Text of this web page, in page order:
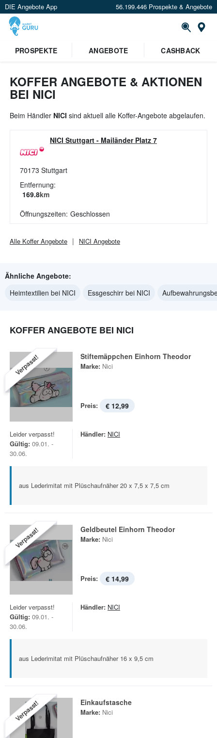
DIE Angebote App 56.199.446 Prospekte & Angebote
PROSPEKTE ANGEBOTE CASHBACK
KOFFER ANGEBOTE & AKTIONEN
BEI NICI
Beim Händler NICI sind aktuell alle Koffer-Angebote abgelaufen.
NICI Stuttgart - Mailänder Platz 7
70173 Stuttgart
Entfernung:
169.8km
Öffnungszeiten: Geschlossen
Alle KofferAngebote NICI Angebote
Ähnliche Angebote:
Heimtextilien bei NICI
Essgeschirr bei NICI
KOFFER ANGEBOTE BEI NICI
Verpasst! Stiftemäppchen Einhorn Theodor
Marke: Nici
Preis: € 12,99
Leider verpasst!
Gültig: 09.01. -
30.06.
Händler: NICI
aus Lederimitat mit Plüschaufnäher 20 x 7,5 x 7,5 cm
Verpasst! Geldbeutel Einhorn Theodor
Marke: Nici
Preis: € 14,99
Leider verpasst!
Gültig: 09.01. -
30.06.
Händler: NICI
aus Lederimitat mit Plüschaufnäher 16 x 9,5 cm
Verpasst! Einkaufstasche
Marke: Nici